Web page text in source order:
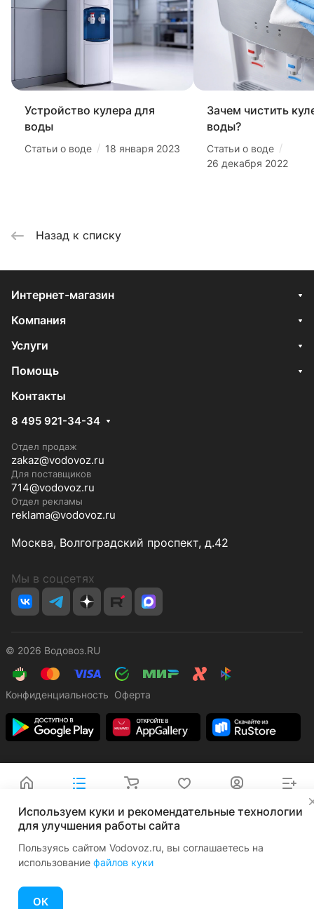
Устройство кулера для
воды
Статьи о воде / 18 января 2023
Зачем чистить
воды?
Статьи о воде /
26 декабря 2022
Назад к списку
Интернет-магазин
Компания
Услуги
Помощь
Контакты
8 495 921-34-34
Отдел продаж
zakaz@vodovoz.ru
Для поставщиков
714@vodovoz.ru
Отдел рекламы
reklama@vodovoz.ru
Москва, Волгоградский проспект, д.42
Мы в соцсетях
© 2026 Водовоз.RU
Конфиденциальность Оферта
Используем куки и рекомендательные технологии
для улучшения работы сайта
Пользуясь сайтом Vodovoz.ru, вы соглашаетесь на
использование файлов куки
ОК